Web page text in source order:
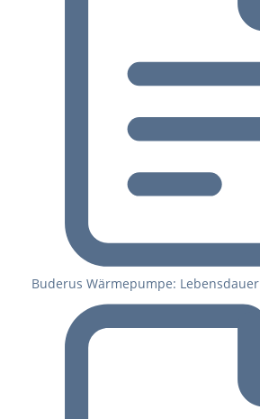
Buderus Wärmepumpe: Lebensdauer